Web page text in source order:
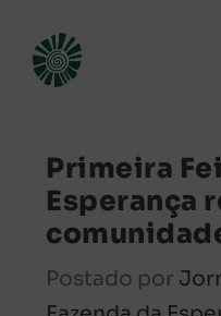
Primeira
Esperança
Postado por